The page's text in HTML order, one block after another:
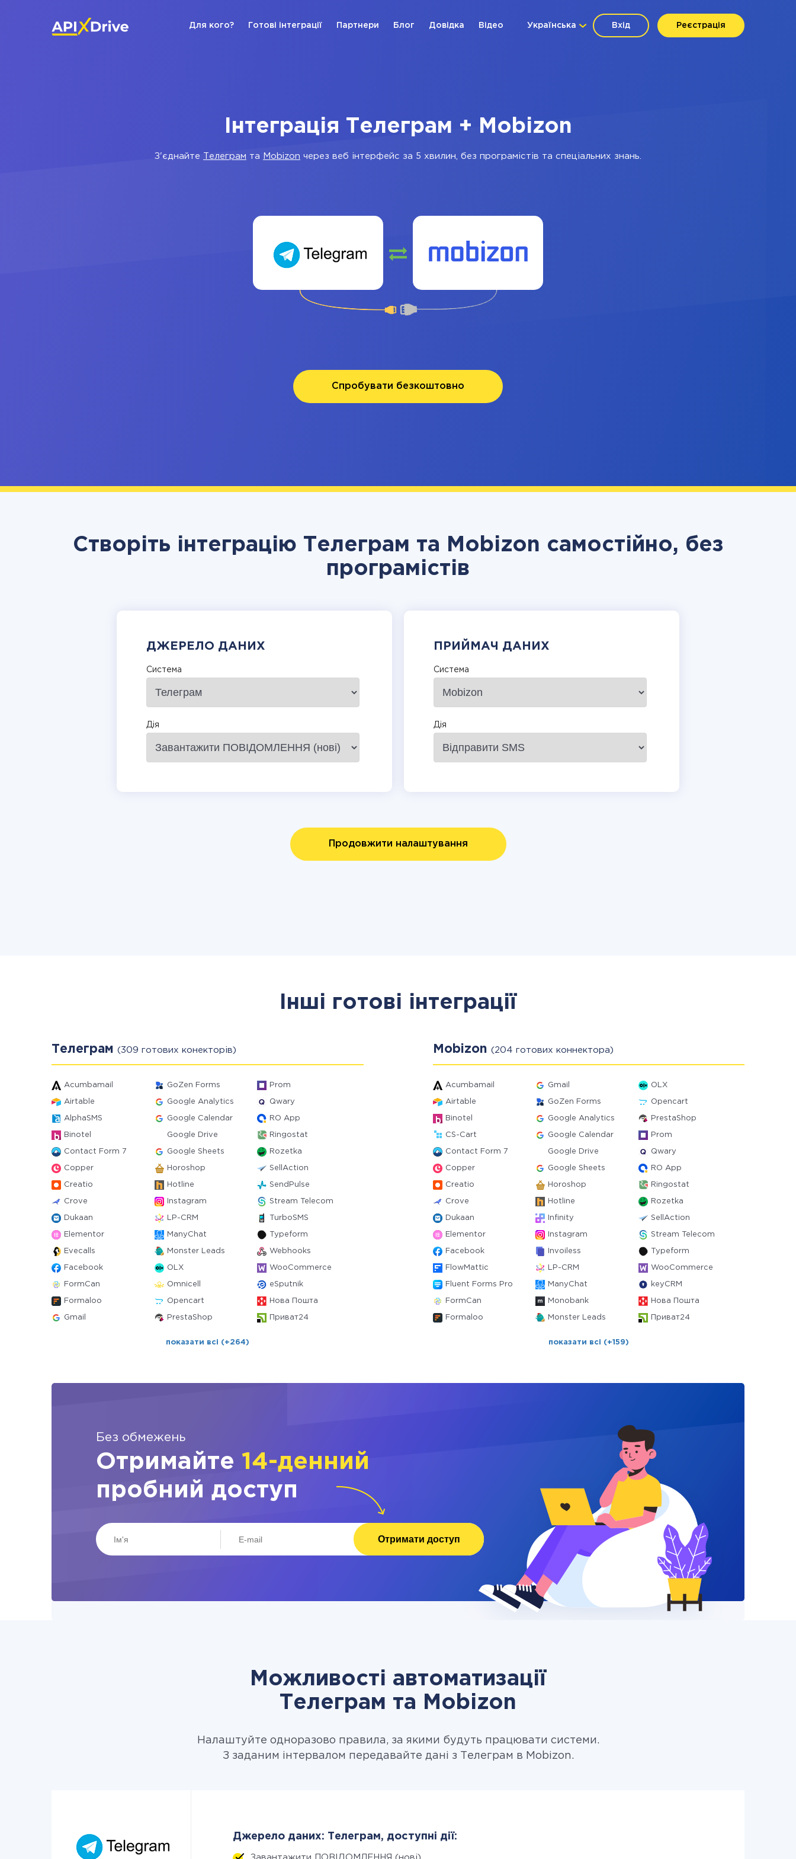
Вхід Реєстрація
Українська
Для кого? Готові інтеграції Партнери Блог Довідка Відео
Інтеграція Телеграм + Mobizon
З'єднайте Телеграм та Mobizon через веб інтерфейс за 5 хвилин, без програмістів та спеціальних знань.
Спробувати безкоштовно
Створіть інтеграцію Телеграм та Mobizon самостійно, без
програмістів
ДЖЕРЕЛО ДАНИХ
Система
Дія
ПРИЙМАЧ ДАНИХ
Система
Дія
Продовжити налаштування
Інші готові інтеграції
Телеграм (309 готових конекторів)
Acumbamail GoZen Forms Prom
Airtable Google Analytics Qwary
AlphaSMS Google Calendar RO App
Binotel Google Drive Ringostat
Contact Form 7 Google Sheets Rozetka
Copper Horoshop SellAction
Creatio Hotline SendPulse
Crove Instagram Stream Telecom
Dukaan LP-CRM TurboSMS
Elementor ManyChat Typeform
Evecalls Monster Leads Webhooks
Facebook OLX WooCommerce
FormCan Omnicell eSputnik
Formaloo Opencart Нова Пошта
Gmail PrestaShop Приват24
показати всі (+264)
Mobizon (204 готових коннектора)
Acumbamail Gmail OLX
Airtable GoZen Forms Opencart
Binotel Google Analytics PrestaShop
CS-Cart Google Calendar Prom
Contact Form 7 Google Drive Qwary
Copper Google Sheets RO App
Creatio Horoshop Ringostat
Crove Hotline Rozetka
Dukaan Infinity SellAction
Elementor Instagram Stream Telecom
Facebook Invoiless Typeform
FlowMattic LP-CRM WooCommerce
Fluent Forms Pro ManyChat keyCRM
FormCan Monobank Нова Пошта
Formaloo Monster Leads Приват24
показати всі (+159)
Без обмежень
Отримайте 14-денний
пробний доступ
Отримати доступ
Можливості автоматизації
Телеграм та Mobizon
Налаштуйте одноразово правила, за якими будуть працювати системи.
З заданим інтервалом передавайте дані з Телеграм в Mobizon.
Джерело даних: Телеграм, доступні дії: